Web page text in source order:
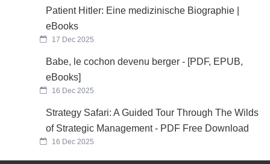
Patient Hitler: Eine medizinische Biographie |
eBooks
17 Dec 2025
Babe, le cochon devenu berger - [PDF, EPUB,
eBooks]
16 Dec 2025
Strategy Safari: A Guided Tour Through The Wilds
of Strategic Management - PDF Free Download
16 Dec 2025